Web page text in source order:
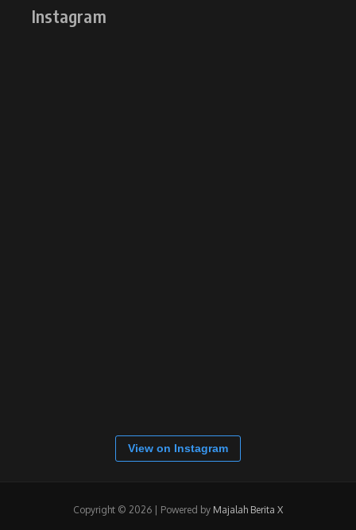
Instagram
View on Instagram
Copyright © 2026 | Powered by Majalah Berita X